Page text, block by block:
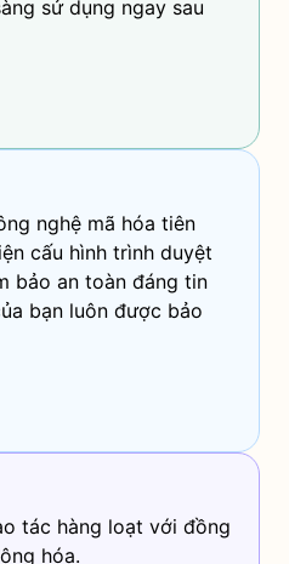
sử dụng ngay sau
nghệ mã hóa tiên
cấu hình trình duyệt
bảo an toàn đáng tin
bạn luôn được bảo
tác hàng loạt với đồng
hóa.